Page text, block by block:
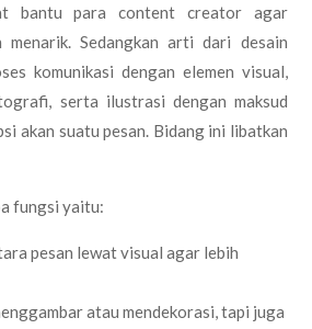
bantu para content creator agar
Sedangkan arti dari desain
komunikasi dengan elemen visual,
serta ilustrasi dengan maksud
akan suatu pesan. Bidang ini libatkan
fungsi yaitu:
pesan lewat visual agar lebih
atau mendekorasi, tapi juga